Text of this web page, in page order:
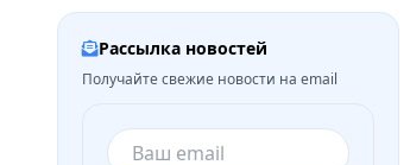
Рассылка новостей
Получайте свежие новости на email